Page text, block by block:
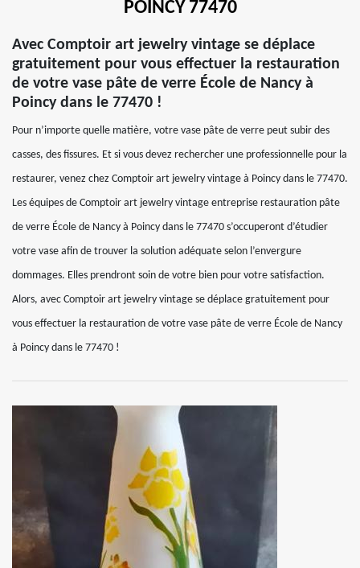
POINCY 77470
Avec Comptoir art jewelry vintage se déplace
gratuitement pour vous effectuer la restauration
de votre vase pâte de verre École de Nancy à
Poincy dans le 77470 !
Pour n’importe quelle matière, votre vase pâte de verre peut subir des
casses, des fissures. Et si vous devez rechercher une professionnelle pour la
restaurer, venez chez Comptoir art jewelry vintage à Poincy dans le 77470.
Les équipes de Comptoir art jewelry vintage entreprise restauration pâte
de verre École de Nancy à Poincy dans le 77470 s’occuperont d’étudier
votre vase afin de trouver la solution adéquate selon l’envergure
dommages. Elles prendront soin de votre bien pour votre satisfaction.
Alors, avec Comptoir art jewelry vintage se déplace gratuitement pour
vous effectuer la restauration de votre vase pâte de verre École de Nancy
à Poincy dans le 77470 !